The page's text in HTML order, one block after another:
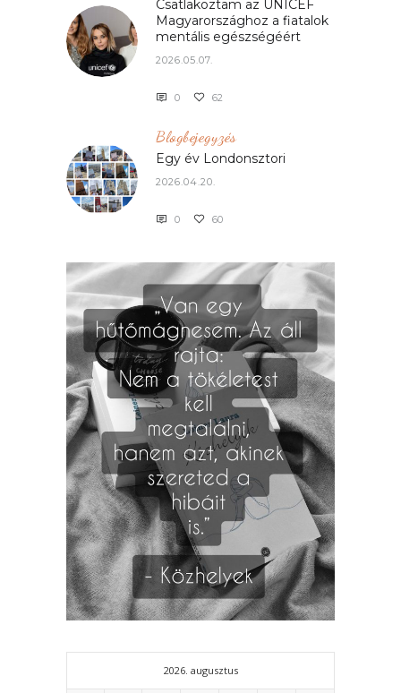
Csatlakoztam az UNICEF
Magyarországhoz a fiatalok
mentális egészségéért
2026.05.07.
0 62
Blogbejegyzés
Egy év Londonsztori
2026.04.20.
0 60
2026. augusztus